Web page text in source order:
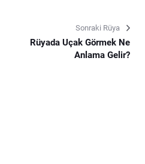
Sonraki Rüya
Rüyada Uçak Görmek Ne
Anlama Gelir?